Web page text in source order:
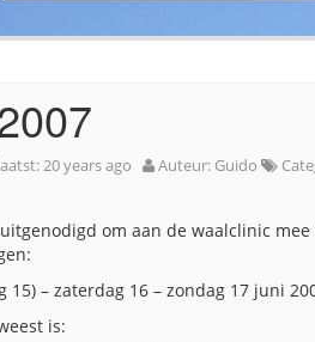
20 years ago Auteur: Guido
om aan de waalclinic
15) – zaterdag 16 – zondag 17 juni
is: